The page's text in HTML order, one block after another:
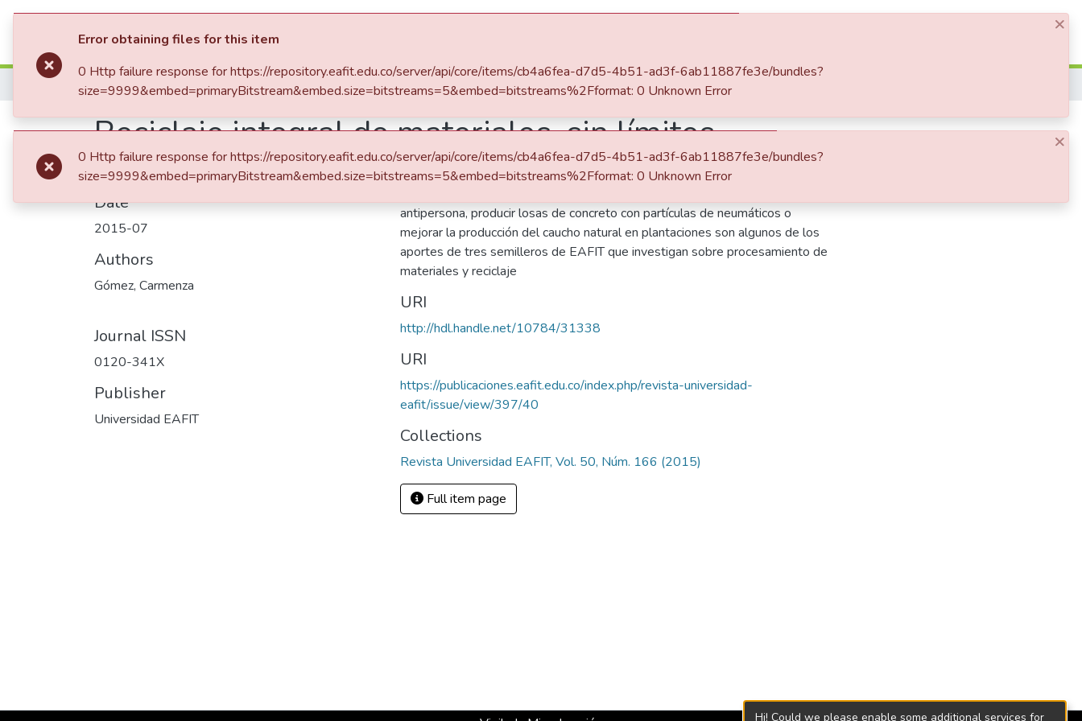
Communities & Collections
Home Revistas Académicas Revista Universidad EAFIT Revista Universidad EAFIT, Vol. 50, Núm. 166 (2015)
Reciclaje integral de materiales, sin límites
Date
2015-07
Authors
Gómez, Carmenza
Journal ISSN
0120-341X
Publisher
Universidad EAFIT
Abstract
antipersona, producir losas de concreto con partículas de neumáticos o
mejorar la producción del caucho natural en plantaciones son algunos de los
aportes de tres semilleros de EAFIT que investigan sobre procesamiento de
materiales y reciclaje
URI
http://hdl.handle.net/10784/31338
URI
https://publicaciones.eafit.edu.co/index.php/revista-universidad-
eafit/issue/view/397/40
Collections
Revista Universidad EAFIT, Vol. 50, Núm. 166 (2015)
Full item page
×
Error obtaining files for this item
0 Http failure response for https://repository.eafit.edu.co/server/api/core/items/cb4a6fea-d7d5-4b51-ad3f-6ab11887fe3e/bundles?
size=9999&embed=primaryBitstream&embed.size=bitstreams=5&embed=bitstreams%2Fformat: 0 Unknown Error
×
0 Http failure response for https://repository.eafit.edu.co/server/api/core/items/cb4a6fea-d7d5-4b51-ad3f-6ab11887fe3e/bundles?
size=9999&embed=primaryBitstream&embed.size=bitstreams=5&embed=bitstreams%2Fformat: 0 Unknown Error
Hi! Could we please enable some additional services for